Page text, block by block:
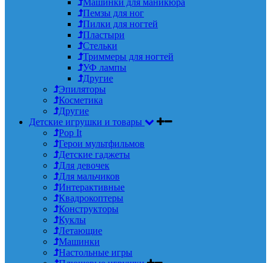
Пемзы для ног
Пилки для ногтей
Пластыри
Стельки
Триммеры для ногтей
УФ лампы
Другие
Эпиляторы
Косметика
Другие
Детские игрушки и товары
Pop It
Герои мультфильмов
Детские гаджеты
Для девочек
Для мальчиков
Интерактивные
Квадрокоптеры
Конструкторы
Куклы
Летающие
Машинки
Настольные игры